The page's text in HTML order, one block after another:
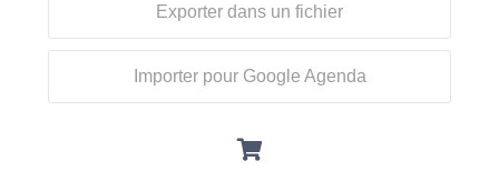
Exporter dans un fichier
Importer pour Google Agenda